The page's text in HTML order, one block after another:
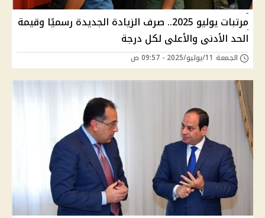
مرتبات يوليو 2025.. صرف الزيادة الجديدة رسميًا وقيمة
الحد الأدنى والأعلى لكل درجة
الجمعة 11/يوليو/2025 - 09:57 ص